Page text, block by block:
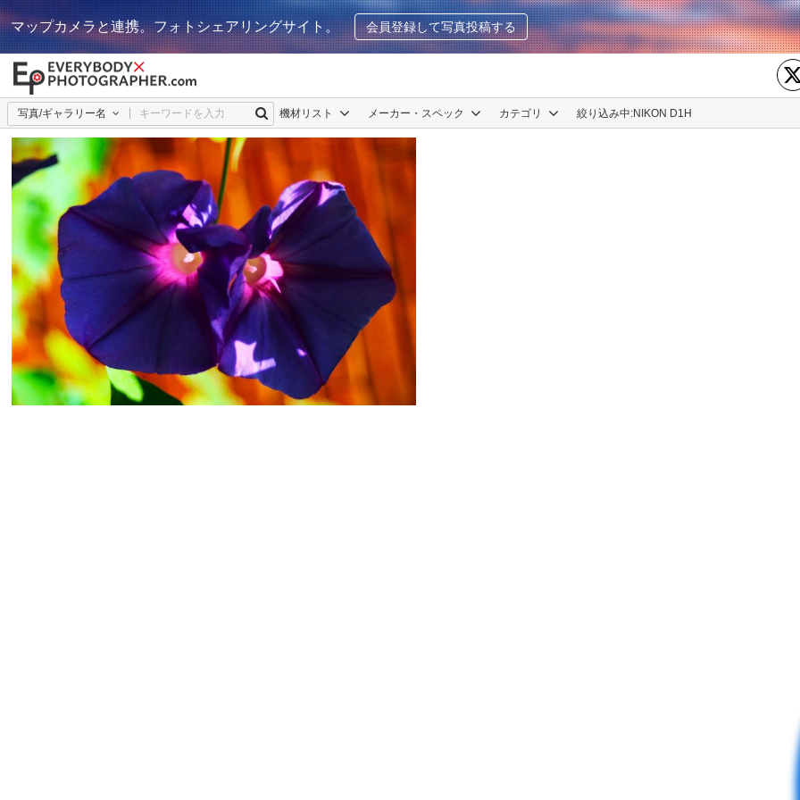
マップカメラと連携。フォトシェアリングサイト。 会員登録して写真投稿する
写真/ギャラリー名 機材リスト メーカー・スペック カテゴリ 絞り込み中:NIKON D1H
ノラ 15 0